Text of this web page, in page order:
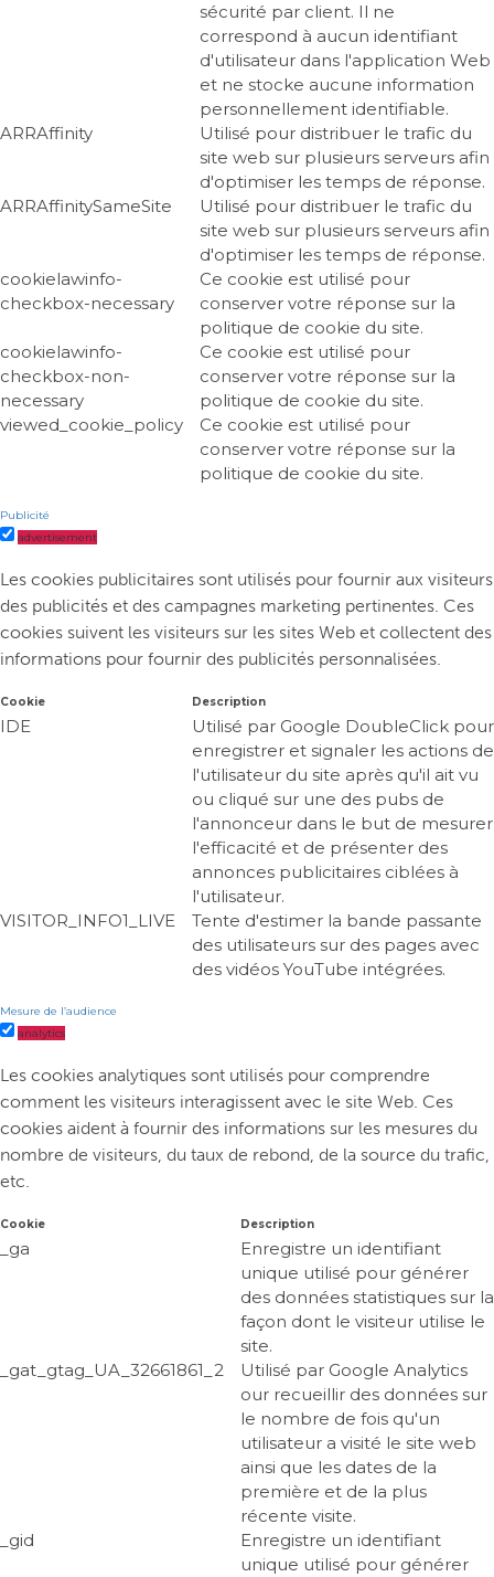
sécurité par client. Il ne
correspond à aucun identifiant
d'utilisateur dans l'application Web
et ne stocke aucune information
personnellement identifiable.
ARRAffinity
Utilisé pour distribuer le trafic du
site web sur plusieurs serveurs afin
d'optimiser les temps de réponse.
ARRAffinitySameSite
Utilisé pour distribuer le trafic du
site web sur plusieurs serveurs afin
d'optimiser les temps de réponse.
cookielawinfo-
checkbox-necessary
Ce cookie est utilisé pour
conserver votre réponse sur la
politique de cookie du site.
cookielawinfo-
checkbox-non-
necessary
Ce cookie est utilisé pour
conserver votre réponse sur la
politique de cookie du site.
viewed_cookie_policy
Ce cookie est utilisé pour
conserver votre réponse sur la
politique de cookie du site.
Publicité
advertisement
Les cookies publicitaires sont utilisés pour fournir aux visiteurs
des publicités et des campagnes marketing pertinentes. Ces
cookies suivent les visiteurs sur les sites Web et collectent des
informations pour fournir des publicités personnalisées.
Cookie Description
IDE
Utilisé par Google DoubleClick pour
enregistrer et signaler les actions de
l'utilisateur du site après qu'il ait vu
ou cliqué sur une des pubs de
l'annonceur dans le but de mesurer
l'efficacité et de présenter des
annonces publicitaires ciblées à
l'utilisateur.
VISITOR_INFO1_LIVE
Tente d'estimer la bande passante
des utilisateurs sur des pages avec
des vidéos YouTube intégrées.
Mesure de l’audience
analytics
Les cookies analytiques sont utilisés pour comprendre
comment les visiteurs interagissent avec le site Web. Ces
cookies aident à fournir des informations sur les mesures du
nombre de visiteurs, du taux de rebond, de la source du trafic,
etc.
Cookie Description
_ga
Enregistre un identifiant
unique utilisé pour générer
des données statistiques sur la
façon dont le visiteur utilise le
site.
_gat_gtag_UA_32661861_2
Utilisé par Google Analytics
our recueillir des données sur
le nombre de fois qu'un
utilisateur a visité le site web
ainsi que les dates de la
première et de la plus
récente visite.
_gid
Enregistre un identifiant
unique utilisé pour générer